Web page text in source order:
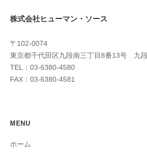
株式会社ヒューマン・ソース
〒102-0074
東京都千代田区九段南三丁目8番13号 九
TEL：03-6380-4580
FAX：03-6380-4581
MENU
ホーム